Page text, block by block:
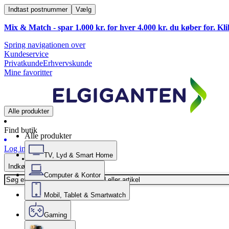
Indtast postnummer Vælg
Mix & Match - spar 1.000 kr. for hver 4.000 kr. du køber for.
Spring navigationen over
Kundeservice
PrivatkundeErhvervskunde
Mine favoritter
Alle produkter
Find butik
Log ind
Indkøbskurv
Alle produkter
TV, Lyd & Smart Home
Computer & Kontor
Mobil, Tablet & Smartwatch
Gaming